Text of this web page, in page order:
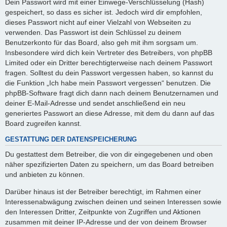
Dein Passwort wird mit einer Einwege-Verschlüsselung (Hash)
gespeichert, so dass es sicher ist. Jedoch wird dir empfohlen,
dieses Passwort nicht auf einer Vielzahl von Webseiten zu
verwenden. Das Passwort ist dein Schlüssel zu deinem
Benutzerkonto für das Board, also geh mit ihm sorgsam um.
Insbesondere wird dich kein Vertreter des Betreibers, von phpBB
Limited oder ein Dritter berechtigterweise nach deinem Passwort
fragen. Solltest du dein Passwort vergessen haben, so kannst du
die Funktion „Ich habe mein Passwort vergessen“ benutzen. Die
phpBB-Software fragt dich dann nach deinem Benutzernamen und
deiner E-Mail-Adresse und sendet anschließend ein neu
generiertes Passwort an diese Adresse, mit dem du dann auf das
Board zugreifen kannst.
GESTATTUNG DER DATENSPEICHERUNG
Du gestattest dem Betreiber, die von dir eingegebenen und oben
näher spezifizierten Daten zu speichern, um das Board betreiben
und anbieten zu können.
Darüber hinaus ist der Betreiber berechtigt, im Rahmen einer
Interessenabwägung zwischen deinen und seinen Interessen sowie
den Interessen Dritter, Zeitpunkte von Zugriffen und Aktionen
zusammen mit deiner IP-Adresse und der von deinem Browser